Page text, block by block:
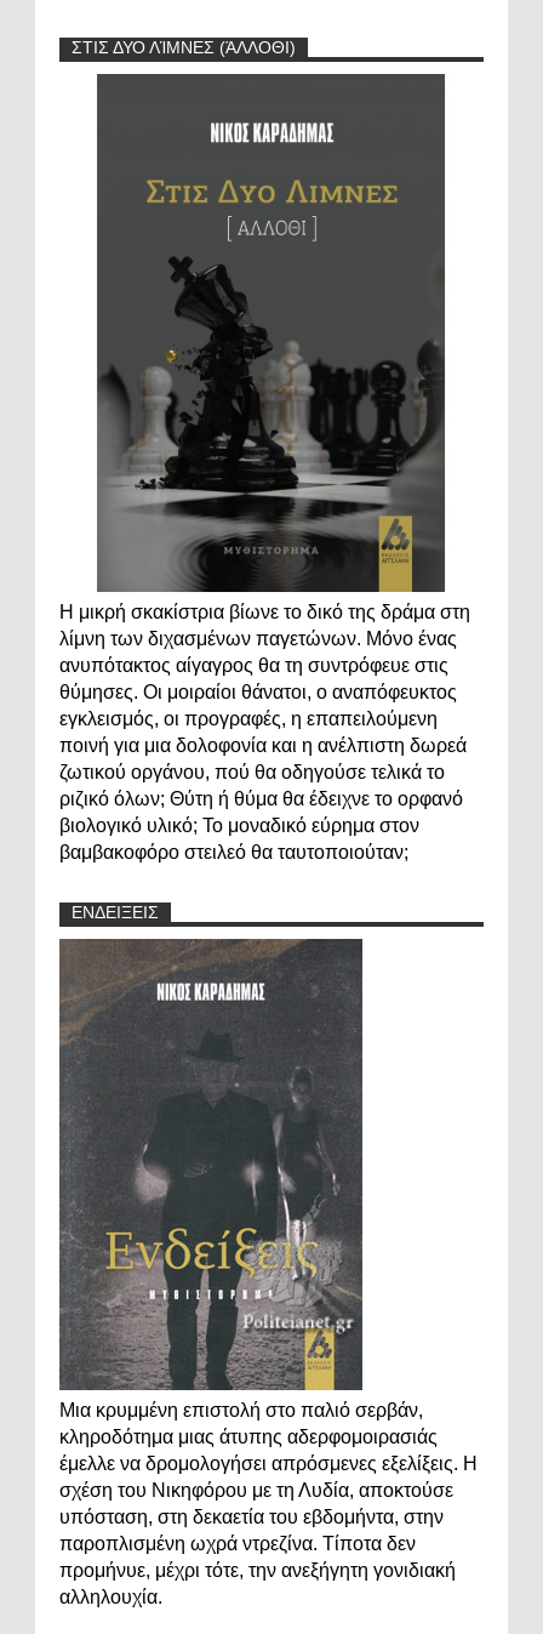
ΣΤΙΣ ΔΥΟ ΛΊΜΝΕΣ (ΆΛΛΟΘΙ)
Η μικρή σκακίστρια βίωνε το δικό της δράμα στη
λίμνη των διχασμένων παγετώνων. Μόνο ένας
ανυπότακτος αίγαγρος θα τη συντρόφευε στις
θύμησες. Οι μοιραίοι θάνατοι, ο αναπόφευκτος
εγκλεισμός, οι προγραφές, η επαπειλούμενη
ποινή για μια δολοφονία και η ανέλπιστη δωρεά
ζωτικού οργάνου, πού θα οδηγούσε τελικά το
ριζικό όλων; Θύτη ή θύμα θα έδειχνε το ορφανό
βιολογικό υλικό; Το μοναδικό εύρημα στον
βαμβακοφόρο στειλεό θα ταυτοποιούταν;
ΕΝΔΕΙΞΕΙΣ
Μια κρυμμένη επιστολή στο παλιό σερβάν,
κληροδότημα μιας άτυπης αδερφομοιρασιάς
έμελλε να δρομολογήσει απρόσμενες εξελίξεις. Η
σχέση του Νικηφόρου με τη Λυδία, αποκτούσε
υπόσταση, στη δεκαετία του εβδομήντα, στην
παροπλισμένη ωχρά ντρεζίνα. Τίποτα δεν
προμήνυε, μέχρι τότε, την ανεξήγητη γονιδιακή
αλληλουχία.